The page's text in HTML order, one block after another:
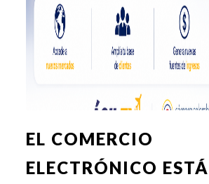
EL COMERCIO
ELECTRÓNICO ESTÁ